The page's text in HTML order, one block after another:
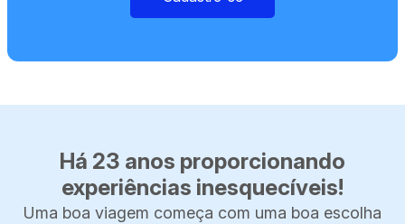
Há 23 anos proporcionando
experiências inesquecíveis!
Uma boa viagem começa com uma boa escolha